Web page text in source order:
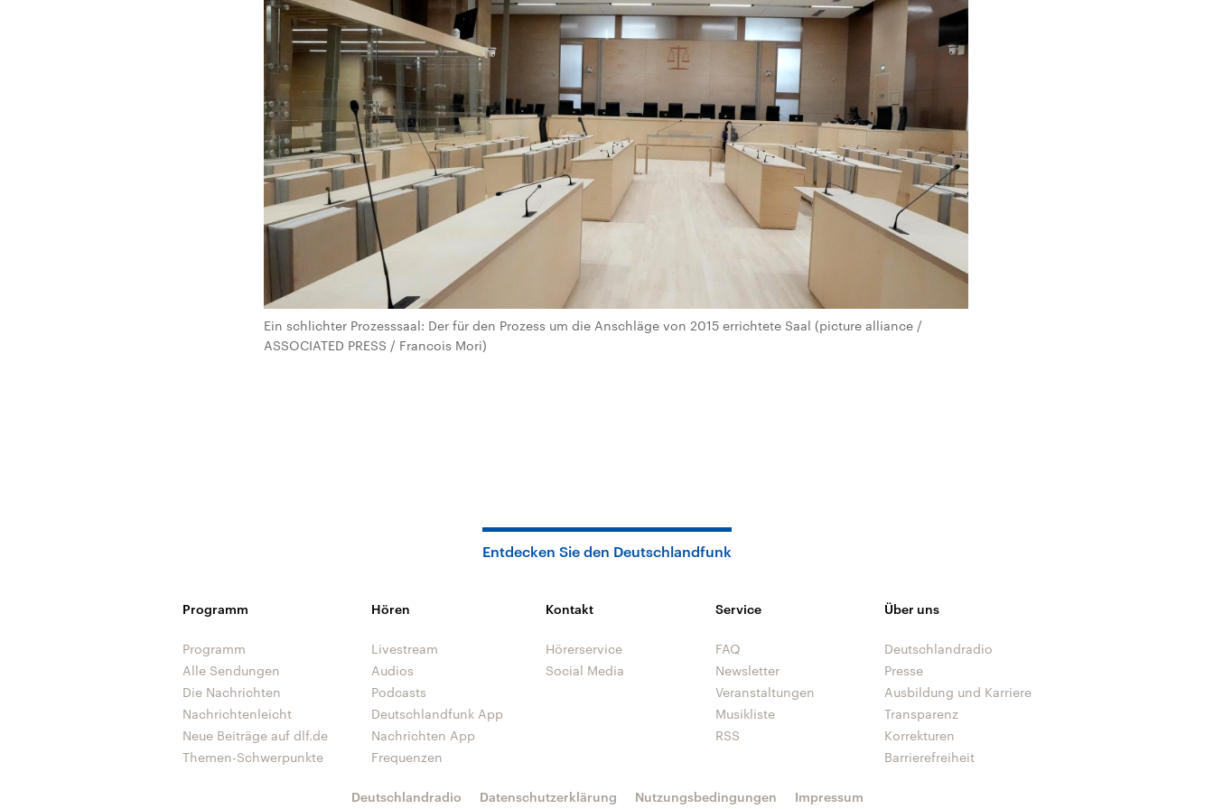
Ein schlichter Prozesssaal: Der für den Prozess um die Anschläge von 2015 errichtete Saal (picture alliance /
ASSOCIATED PRESS / Francois Mori)
Entdecken Sie den Deutschlandfunk
Programm
Programm
Alle Sendungen
Die Nachrichten
Nachrichtenleicht
Neue Beiträge auf dlf.de
Themen-Schwerpunkte
Hören
Livestream
Audios
Podcasts
Deutschlandfunk App
Nachrichten App
Frequenzen
Kontakt
Hörerservice
Social Media
Service
FAQ
Newsletter
Veranstaltungen
Musikliste
RSS
Über uns
Deutschlandradio
Presse
Ausbildung und Karriere
Transparenz
Korrekturen
Barrierefreiheit
Deutschlandradio Datenschutzerklärung Nutzungsbedingungen Impressum